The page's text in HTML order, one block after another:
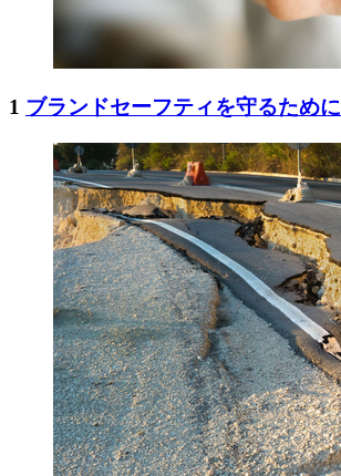
1 ブランドセーフティを守るために